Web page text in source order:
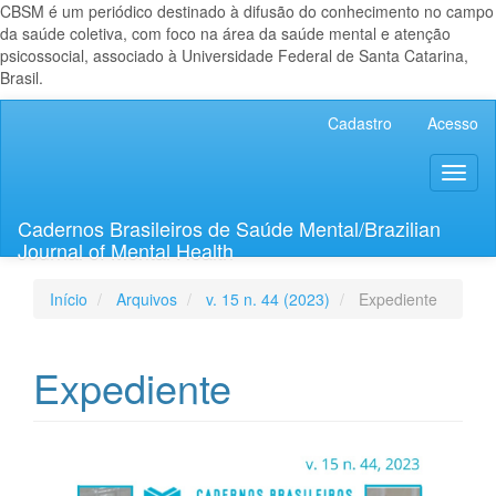
CBSM é um periódico destinado à difusão do conhecimento no campo
da saúde coletiva, com foco na área da saúde mental e atenção
psicossocial, associado à Universidade Federal de Santa Catarina,
Brasil.
Lateral
Cadastro Acesso
Cadernos Brasileiros de Saúde Mental/Brazilian
Journal of Mental Health
Início Arquivos v. 15 n. 44 (2023) Expediente
Expediente